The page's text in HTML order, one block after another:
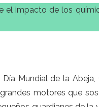
el impacto de los
Mundial de la
motores que